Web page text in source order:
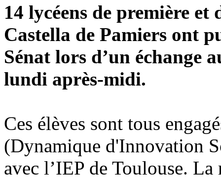
14 lycéens de première
Castella de Pamiers ont
Sénat lors d’un échange
lundi après-midi.
Ces élèves sont tous
(Dynamique d'Innovation
avec l’IEP de Toulouse.